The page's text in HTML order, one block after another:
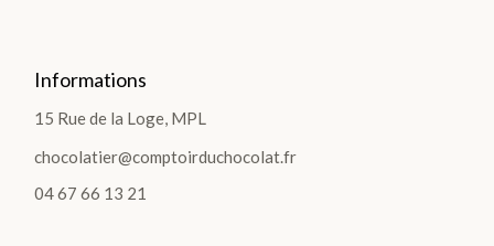
LES
COF
FRE
Informations
15 Rue de la Loge, MPL
chocolatier@comptoirduchocolat.fr
04 67 66 13 21